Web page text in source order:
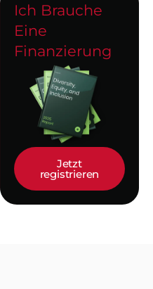
Ich Brauche
Eine
Finanzierung
Jetzt
registrieren